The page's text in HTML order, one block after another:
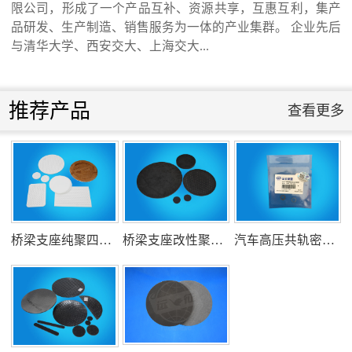
与环境新材料成果转化基地签约暨揭牌仪
氟塑料行业兴氟沙龙...
组织客户体验深州蜜桃采摘...
衡水市委书记新项目开发参观...
消防小组训练...
衡水安全局长参观...
限公司，形成了一个产品互补、资源共享，互惠互利，集产
品研发、生产制造、销售服务为一体的产业集群。 企业先后
与清华大学、西安交大、上海交大...
推荐产品 查看更多
桥梁支座纯聚四氟乙烯滑板 桥梁支座改性聚四氟乙烯滑板 汽车高压共轨密封圈